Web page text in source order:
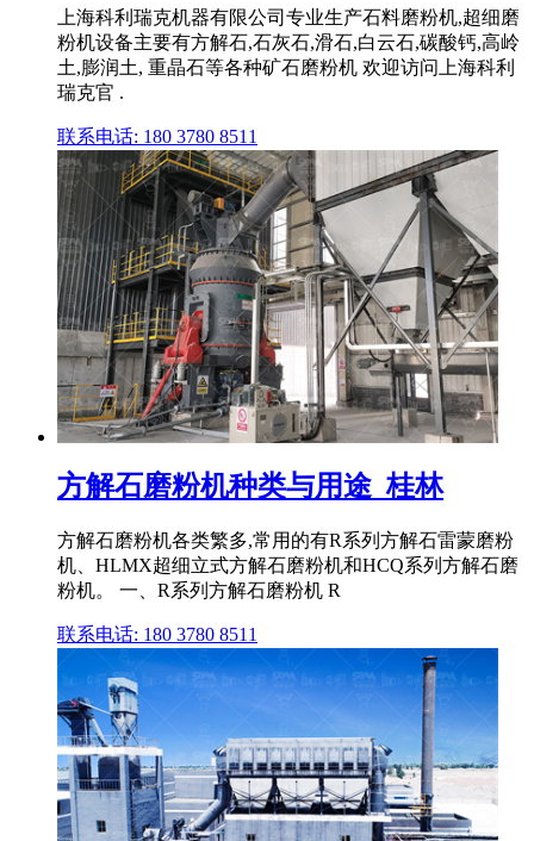
上海科利瑞克机器有限公司专业生产石料磨粉机,超细磨
粉机设备主要有方解石,石灰石,滑石,白云石,碳酸钙,高岭
土,膨润土, 重晶石等各种矿石磨粉机 欢迎访问上海科利
瑞克官 .
联系电话: 180 3780 8511
方解石磨粉机种类与用途_桂林
方解石磨粉机各类繁多,常用的有R系列方解石雷蒙磨粉
机、HLMX超细立式方解石磨粉机和HCQ系列方解石磨
粉机。 一、R系列方解石磨粉机 R
联系电话: 180 3780 8511